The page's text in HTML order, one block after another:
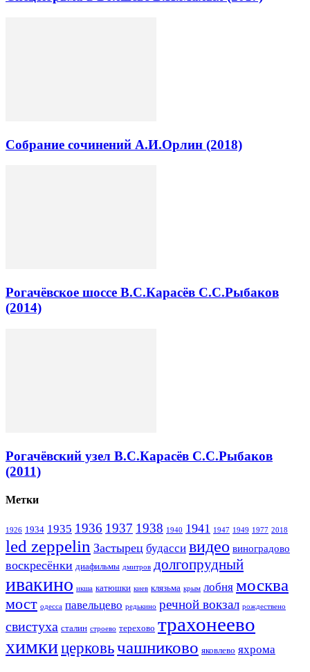
Собрание сочинений А.И.Орлин (2018)
Рогачёвское шоссе В.С.Карасёв С.С.Рыбаков
(2014)
Рогачёвский узел В.С.Карасёв С.С.Рыбаков
(2011)
Метки
1926 1934 1935 1936 1937 1938 1940 1941 1947 1949 1977 2018
led zeppelin Застырец будасси видео виноградово
воскресёнки диафильмы дмитров долгопрудный
ивакино икша катюшки киев клязьма крым лобня москва
мост одесса павельцево редькино речной вокзал рождествено
свистуха сталин строево терехово трахонеево
химкицерковьчашниково яковлево яхрома